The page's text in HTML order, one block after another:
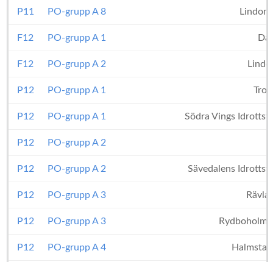
P11 PO-grupp A 8
F12 PO-grupp A 1
F12 PO-grupp A 2
P12 PO-grupp A 1
P12 PO-grupp A 1 Södra Vings
P12 PO-grupp A 2
P12 PO-grupp A 2 Sävedalens
P12 PO-grupp A 3
P12 PO-grupp A 3
P12 PO-grupp A 4